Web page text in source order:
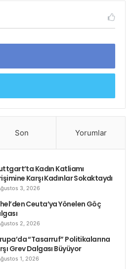
teklifinin, ülkede üretim
sanayi tekellerinin isteği
savunuyor.
hafta mecliste görüşülmesi
işçi protestosu
kölelik yasası
Son Yorumlar
Kadın Katliamı
Karşı Kadınlar Sokaktaydı
3, 2026
Ceuta’ya Yönelen Göç
2, 2026
“Tasarruf” Politikalarına
Grev Dalgası Büyüyor
1, 2026